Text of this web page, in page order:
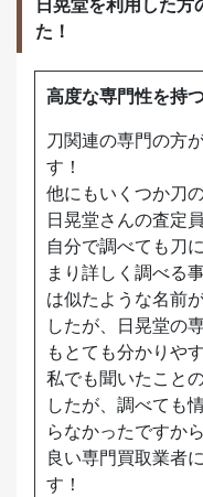
た！
高度な専門性を持
刀関連の専門の方
す！
他にもいくつか刀
日晃堂さんの査定
自分で調べても刀
まり詳しく調べる
は似たような名前
したが、日晃堂の
もとても分かりや
私でも聞いたこと
したが、調べても
らなかったですか
良い専門買取業者
す！